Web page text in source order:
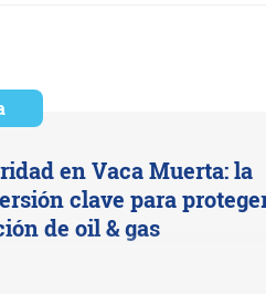
en Vaca Muerta: la
clave para
de oil & gas